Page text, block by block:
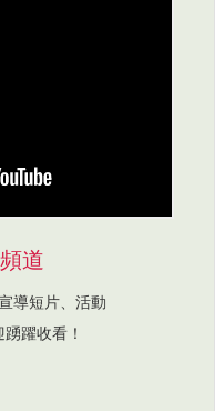
道
導短片、活動
躍收看！